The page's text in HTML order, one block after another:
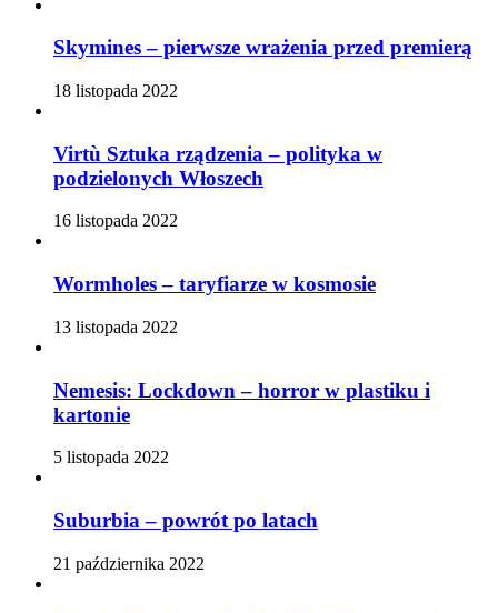
Skymines – pierwsze wrażenia przed premierą
18 listopada 2022
Virtù Sztuka rządzenia – polityka w
podzielonych Włoszech
16 listopada 2022
Wormholes – taryfiarze w kosmosie
13 listopada 2022
Nemesis: Lockdown – horror w plastiku i
kartonie
5 listopada 2022
Suburbia – powrót po latach
21 października 2022